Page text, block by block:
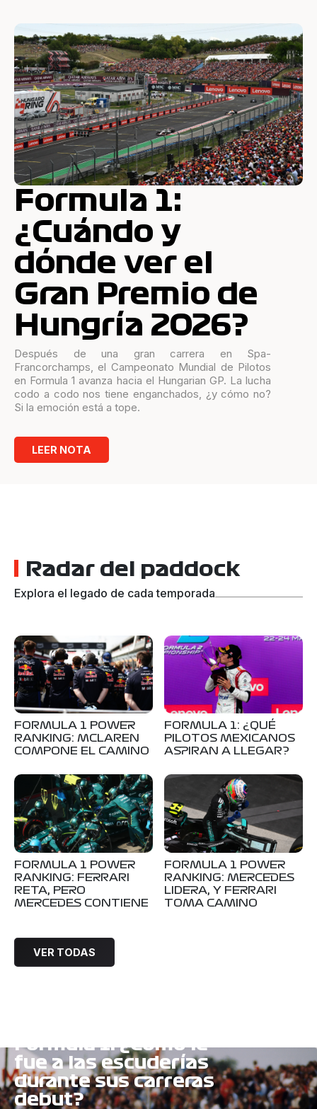
Formula 1:
¿Cuándo y
dónde ver el
Gran Premio de
Hungría 2026?
Después de una gran carrera en Spa-
Francorchamps, el Campeonato Mundial de Pilotos
en Formula 1 avanza hacia el Hungarian GP. La lucha
codo a codo nos tiene enganchados, ¿y cómo no?
Si la emoción está a tope.
LEER NOTA
Radar del paddock
Explora el legado de cada temporada
FORMULA 1 POWER
RANKING: MCLAREN
COMPONE EL CAMINO
FORMULA 1: ¿QUÉ
PILOTOS MEXICANOS
ASPIRAN A LLEGAR?
FORMULA 1 POWER
RANKING: FERRARI
RETA, PERO
MERCEDES CONTIENE
FORMULA 1 POWER
RANKING: MERCEDES
LIDERA, Y FERRARI
TOMA CAMINO
VER TODAS
Formula 1: ¿Cómo le
fue a las escuderías
durante sus carreras
debut?